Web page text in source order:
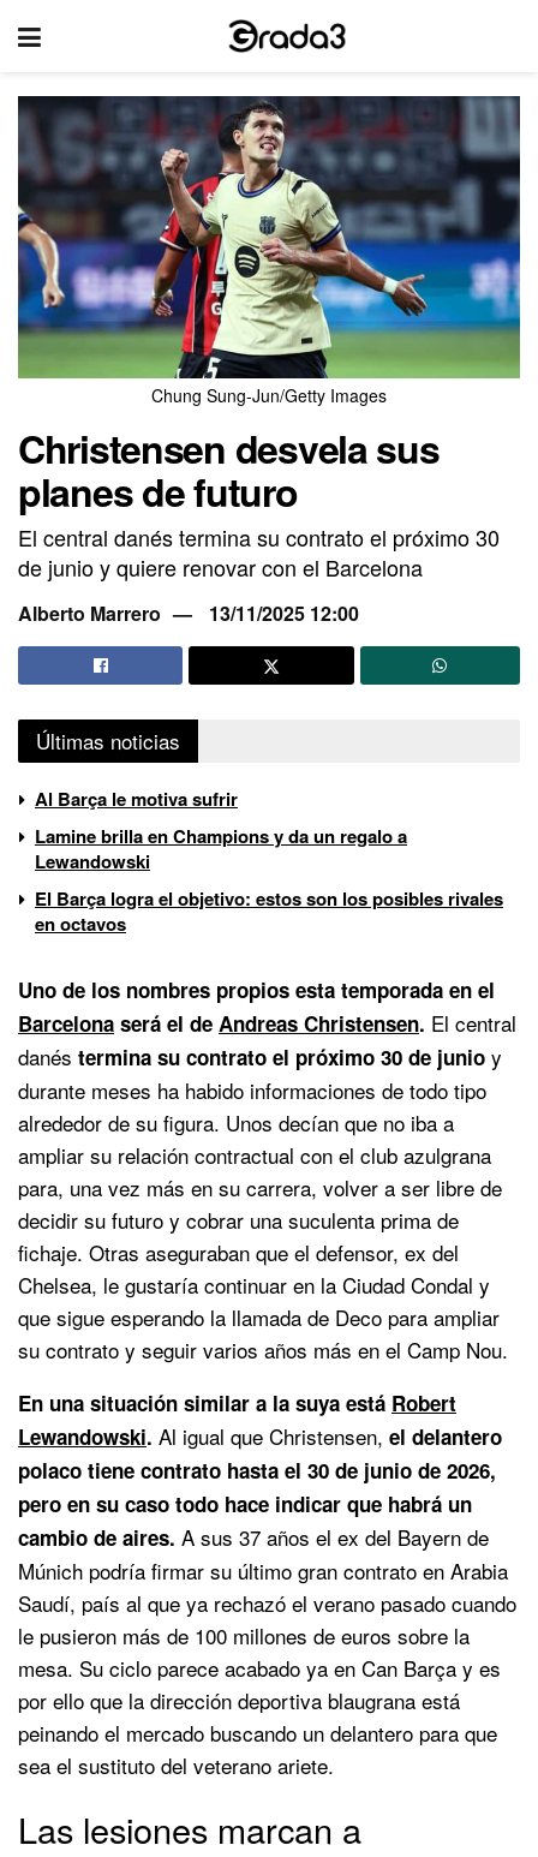
Chung Sung-Jun/Getty Images
Christensen desvela sus
planes de futuro
El central danés termina su contrato el próximo 30
de junio y quiere renovar con el Barcelona
Alberto Marrero 13/11/2025 12:00
Últimas noticias
Al Barça le motiva sufrir
Lamine brilla en Champions y da un regalo a
Lewandowski
El Barça logra el objetivo: estos son los posibles rivales
en octavos
Uno de los nombres propios esta temporada en el
Barcelona será el de Andreas Christensen. El central
danés termina su contrato el próximo 30 de junio y
durante meses ha habido informaciones de todo tipo
alrededor de su figura. Unos decían que no iba a
ampliar su relación contractual con el club azulgrana
para, una vez más en su carrera, volver a ser libre de
decidir su futuro y cobrar una suculenta prima de
fichaje. Otras aseguraban que el defensor, ex del
Chelsea, le gustaría continuar en la Ciudad Condal y
que sigue esperando la llamada de Deco para ampliar
su contrato y seguir varios años más en el Camp Nou.
En una situación similar a la suya está Robert
Lewandowski. Al igual que Christensen, el delantero
polaco tiene contrato hasta el 30 de junio de 2026,
pero en su caso todo hace indicar que habrá un
cambio de aires. A sus 37 años el ex del Bayern de
Múnich podría firmar su último gran contrato en Arabia
Saudí, país al que ya rechazó el verano pasado cuando
le pusieron más de 100 millones de euros sobre la
mesa. Su ciclo parece acabado ya en Can Barça y es
por ello que la dirección deportiva blaugrana está
peinando el mercado buscando un delantero para que
sea el sustituto del veterano ariete.
Las lesiones marcan a